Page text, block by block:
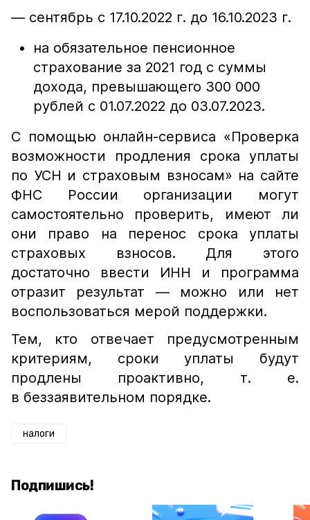
— сентябрь с 17.10.2022 г. до 16.10.2023 г.
на обязательное пенсионное
страхование за 2021 год с суммы
дохода, превышающего 300 000
рублей с 01.07.2022 до 03.07.2023.
С помощью онлайн-сервиса «Проверка
возможности продления срока уплаты
по УСН и страховым взносам» на сайте
ФНС России организации могут
самостоятельно проверить, имеют ли
они право на перенос срока уплаты
страховых взносов. Для этого
достаточно ввести ИНН и программа
отразит результат — можно или нет
воспользоваться мерой поддержки.
Тем, кто отвечает предусмотренным
критериям, сроки уплаты будут
продлены проактивно, т. е.
в беззаявительном порядке.
налоги
Подпишись!